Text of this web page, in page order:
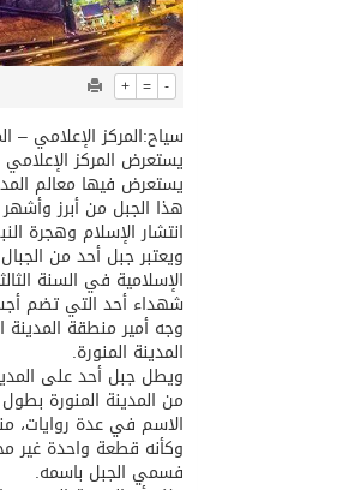
+ = -
سياح:المركز الإعلامي –
يستعرض فيها معالم
هذا الجبل من أبرز
انتشار الإسلام وهجرة
ويعتبر جبل أحد من
الإسلامية في السنة
وجه أمير منطقة المدينة
المدينة المنورة.
ويطل جبل أحد على
الاسم في عدة روايات،
وكأنه قطعة واحدة غير
فسمي الجبل باسمه.